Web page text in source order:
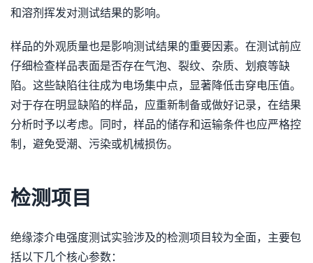
和溶剂挥发对测试结果的影响。
样品的外观质量也是影响测试结果的重要因素。在测试前应
仔细检查样品表面是否存在气泡、裂纹、杂质、划痕等缺
陷。这些缺陷往往成为电场集中点，显著降低击穿电压值。
对于存在明显缺陷的样品，应重新制备或做好记录，在结果
分析时予以考虑。同时，样品的储存和运输条件也应严格控
制，避免受潮、污染或机械损伤。
检测项目
绝缘漆介电强度测试实验涉及的检测项目较为全面，主要包
括以下几个核心参数：